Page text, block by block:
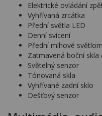
Elektrické ovládání
Vyhřívaná zrcátka
Přední světla LED
Denní svícení
Přední mlhové
Zatmavená boční
Světelný senzor
Tónovaná skla
Vyhřívané zadní sklo
Dešťový senzor